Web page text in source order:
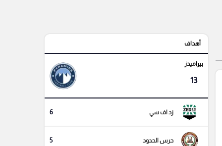
أهداف
بيراميدز
13
زد اف سي 6
حرس الحدود 5